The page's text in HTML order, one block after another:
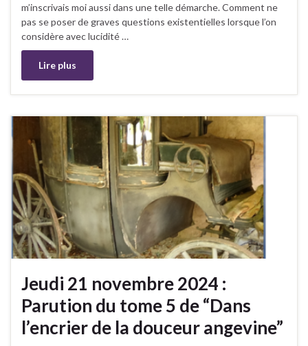
m’inscrivais moi aussi dans une telle démarche. Comment ne
pas se poser de graves questions existentielles lorsque l’on
considère avec lucidité …
Lire plus
Jeudi 21 novembre 2024 :
Parution du tome 5 de “Dans
l’encrier de la douceur angevine”